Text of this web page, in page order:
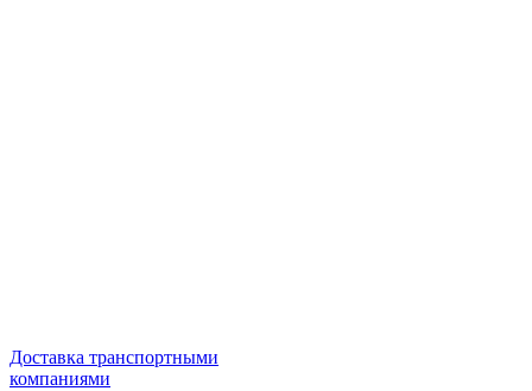
Доставка транспортными
компаниями